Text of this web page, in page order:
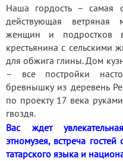
Наша гордость – самая
действующая ветряная
женщин и подростков
крестьянина с сельскими
для обжига глины. Дом
– все постройки
бревнышку из деревень
по проекту 17 века
гвоздя.
Вас ждет
этномузея, встреча
татарского языка и